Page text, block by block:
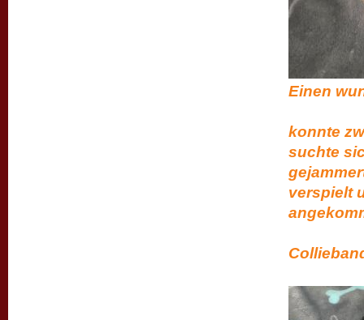
Einen
konnte
suchte
verspielt